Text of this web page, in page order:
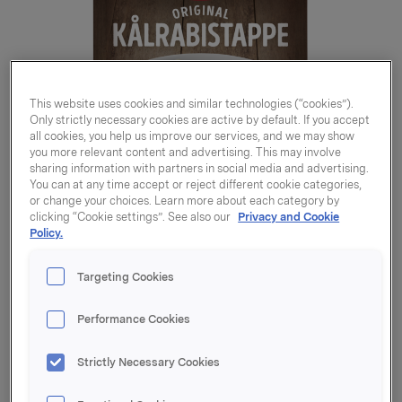
Kålrabistappe 85g
This website uses cookies and similar technologies (“cookies”).
Only strictly necessary cookies are active by default. If you accept
all cookies, you help us improve our services, and we may show
you more relevant content and advertising. This may involve
sharing information with partners in social media and advertising.
You can at any time accept or reject different cookie categories,
or change your choices. Learn more about each category by
clicking “Cookie settings”. See also our Privacy and Cookie
Policy.
Targeting Cookies
Performance Cookies
Strictly Necessary Cookies